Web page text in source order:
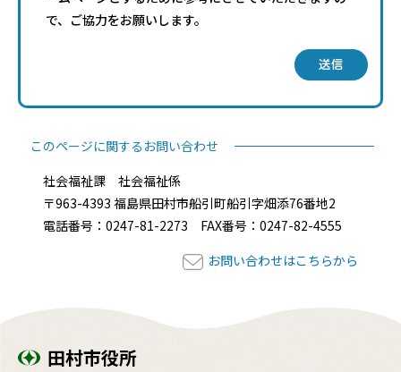
で、ご協力をお願いします。
送信
このページに関するお問い合わせ
社会福祉課 社会福祉係
〒963-4393 福島県田村市船引町船引字畑添76番地2
電話番号：0247-81-2273 FAX番号：0247-82-4555
お問い合わせはこちらから
田村市役所